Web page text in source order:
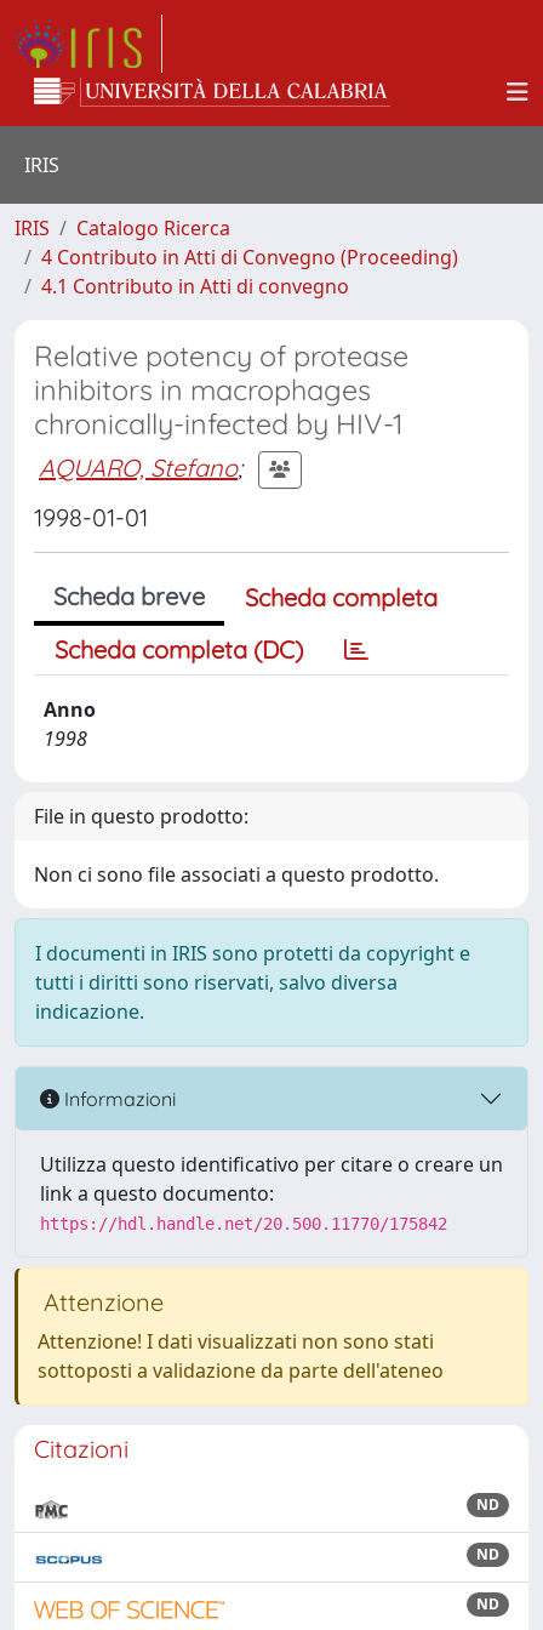
IRIS
IRIS
Catalogo Ricerca
4 Contributo in Atti di Convegno (Proceeding)
4.1 Contributo in Atti di convegno
Relative potency of protease
inhibitors in macrophages
chronically-infected by HIV-1
AQUARO, Stefano;
1998-01-01
Scheda breve
Scheda completa
Scheda completa (DC)
Anno
1998
File in questo prodotto:
Non ci sono file associati a questo prodotto.
I documenti in IRIS sono protetti da copyright e
tutti i diritti sono riservati, salvo diversa
indicazione.
Informazioni
Utilizza questo identificativo per citare o creare un
link a questo documento:
https://hdl.handle.net/20.500.11770/175842
Attenzione
Attenzione! I dati visualizzati non sono stati
sottoposti a validazione da parte dell'ateneo
Citazioni
ND
ND
ND